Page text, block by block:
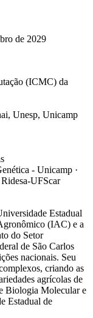
de 2029
(ICMC) da
Unesp, Unicamp
- Unicamp ·
UFScar
Estadual
(IAC) e a
do Setor
de São Carlos
nacionais. Seu
criando as
agrícolas de
Biologia Molecular e
Estadual de